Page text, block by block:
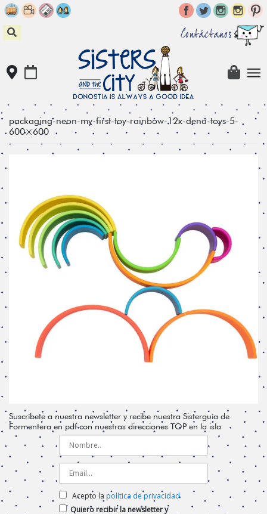
Skip
to
content
Contáctanos
packaging-neon-my-first-toy-rainbow-12x-dena-toys-5-
600×600
Suscríbete a nuestra newsletter y recibe nuestra Sisterguía de
Formentera en pdf con nuestras direcciones TOP en la isla
Acepto la política de privacidad
Quiero recibir la newsletter y